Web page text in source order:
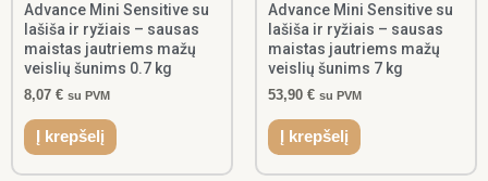
Advance Mini Sensitive su
lašiša ir ryžiais – sausas
maistas jautriems mažų
veislių šunims 0.7 kg
8,07 € su PVM
Į krepšelį
Advance Mini Sensitive su
lašiša ir ryžiais – sausas
maistas jautriems mažų
veislių šunims 7 kg
53,90 € su PVM
Į krepšelį